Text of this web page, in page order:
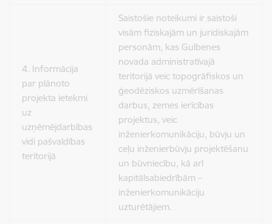
4. Informācija
par plānoto
projekta ietekmi
uz
uzņēmējdarbības
vidi pašvaldības
teritorijā
Saistošie noteikumi ir saistoši
visām fiziskajām un juridiskajām
personām, kas Gulbenes
novada administratīvajā
teritorijā veic topogrāfiskos un
ģeodēziskos uzmērīšanas
darbus, zemes ierīcības
projektus, veic
inženierkomunikāciju, būvju un
ceļu inženierbūvju projektēšanu
un būvniecību, kā arī
kapitālsabiedrībām –
inženierkomunikāciju
uzturētājiem.